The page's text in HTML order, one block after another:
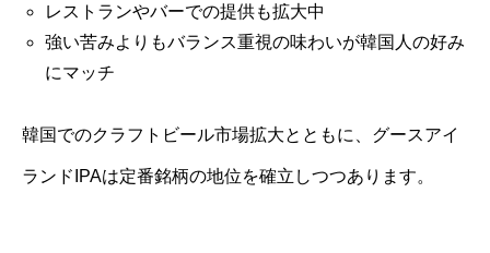
レストランやバーでの提供も拡大中
強い苦みよりもバランス重視の味わいが韓国人の好み
にマッチ
韓国でのクラフトビール市場拡大とともに、グースアイ
ランドIPAは定番銘柄の地位を確立しつつあります。